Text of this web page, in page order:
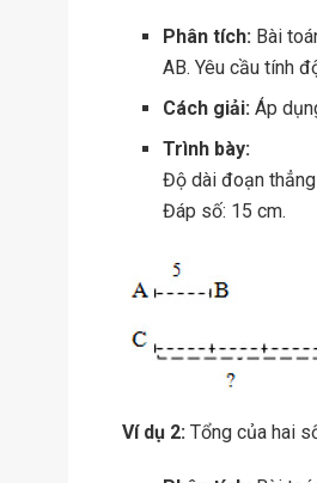
Phân tích: Bài
AB. Yêu cầu tính
Cách giải: Áp
Trình bày:
Độ dài đoạn
Đáp số: 15 cm.
Ví dụ 2: Tổng của hai